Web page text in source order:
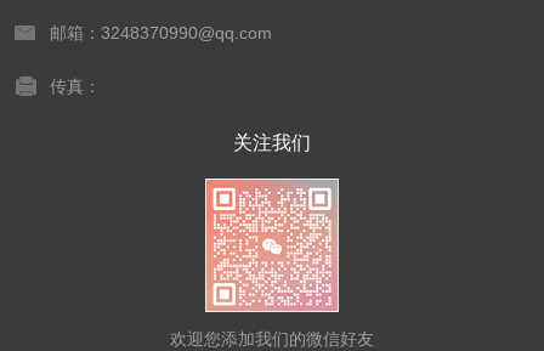
邮箱：3248370990@qq.com
传真：
关注我们
欢迎您添加我们的微信好友